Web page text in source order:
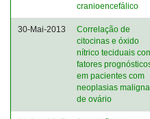
cranioencefálico
30-Mai-2013
Correlação de
citocinas e óxido
nítrico teciduais
fatores
em pacientes com
neoplasias
de ovário